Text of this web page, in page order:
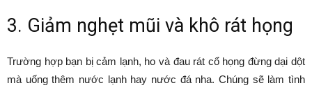
3. Giảm nghẹt mũi và khô rát họng
Trường hợp bạn bị cảm lạnh, ho và đau rát cổ họng đừng dại dột
mà uống thêm nước lạnh hay nước đá nha. Chúng sẽ làm tình